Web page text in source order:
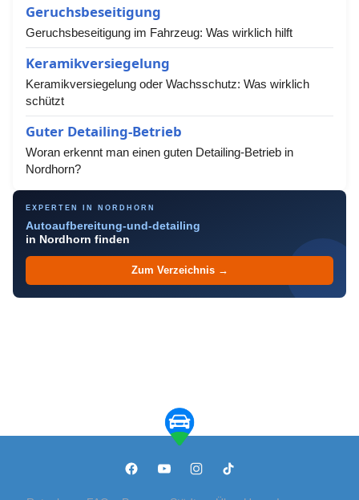
Geruchsbeseitigung
Geruchsbeseitigung im Fahrzeug: Was wirklich hilft
Keramikversiegelung
Keramikversiegelung oder Wachsschutz: Was wirklich
schützt
Guter Detailing-Betrieb
Woran erkennt man einen guten Detailing-Betrieb in
Nordhorn?
EXPERTEN IN NORDHORN
Autoaufbereitung-und-detailing
in Nordhorn finden
Zum Verzeichnis →